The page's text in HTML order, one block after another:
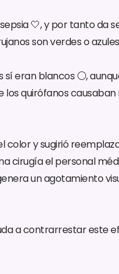
🤍, y por tanto da
son verdes o
sí eran blancos ⚪,
los quirófanos causaban
color y sugirió
cirugía el personal
un agotamiento
a contrarrestar este